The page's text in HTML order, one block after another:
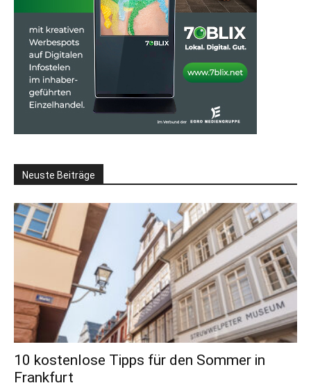
Neuste Beiträge
10 kostenlose Tipps für den Sommer in
Frankfurt